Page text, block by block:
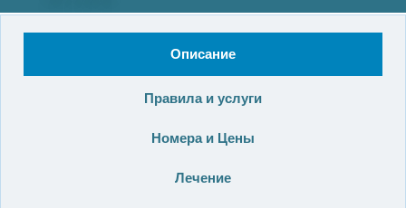
Описание
Правила и услуги
Номера и Цены
Лечение